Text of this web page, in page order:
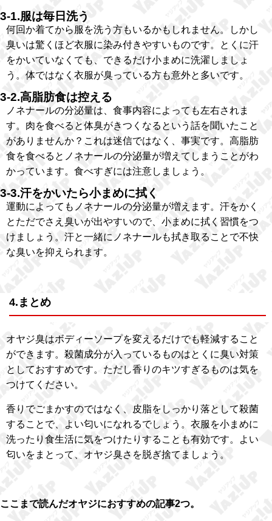
3-1.服は毎日洗う
何回か着てから服を洗う方もいるかもしれません。しかし
臭いは驚くほど衣服に染み付きやすいものです。とくに汗
をかいていなくても、できるだけ小まめに洗濯しましょ
う。体ではなく衣服が臭っている方も意外と多いです。
3-2.高脂肪食は控える
ノネナールの分泌量は、食事内容によっても左右されま
す。肉を食べると体臭がきつくなるという話を聞いたこと
がありませんか？これは迷信ではなく、事実です。高脂肪
食を食べるとノネナールの分泌量が増えてしまうことがわ
かっています。食べすぎには注意しましょう。
3-3.汗をかいたら小まめに拭く
運動によってもノネナールの分泌量が増えます。汗をかく
とただでさえ臭いが出やすいので、小まめに拭く習慣をつ
けましょう。汗と一緒にノネナールも拭き取ることで不快
な臭いを抑えられます。
4.まとめ
オヤジ臭はボディーソープを変えるだけでも軽減すること
ができます。殺菌成分が入っているものはとくに臭い対策
としておすすめです。ただし香りのキツすぎるものは気を
つけてください。
香りでごまかすのではなく、皮脂をしっかり落として殺菌
することで、よい匂いになれるでしょう。衣服を小まめに
洗ったり食生活に気をつけたりすることも有効です。よい
匂いをまとって、オヤジ臭さを脱ぎ捨てましょう。
ここまで読んだオヤジにおすすめの記事2つ。